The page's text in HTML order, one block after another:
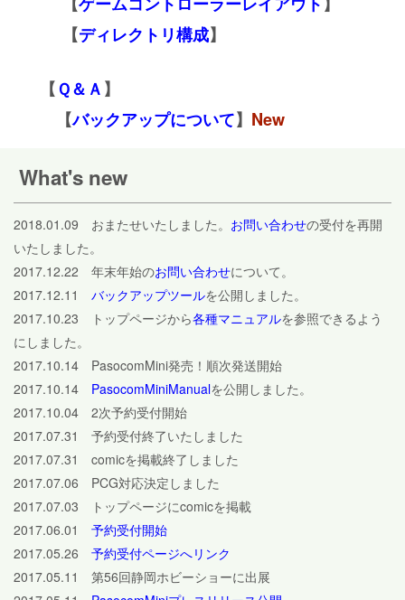
【ディレクトリ構成】
【Ｑ＆Ａ】
【バックアップについて】 New
What's new
2018.01.09 おまたせいたしました。 お問い合わせの受付を再開
いたしました。
2017.12.22 年末年始のお問い合わせについて。
2017.12.11 バックアップツールを公開しました。
2017.10.23 トップページから各種マニュアルを参照できるよう
にしました。
2017.10.14 PasocomMini発売！順次発送開始
2017.10.14 PasocomMiniManualを公開しました。
2017.10.04 2次予約受付開始
2017.07.31 予約受付終了いたしました
2017.07.31 comicを掲載終了しました
2017.07.06 PCG対応決定しました
2017.07.03 トップページにcomicを掲載
2017.06.01 予約受付開始
2017.05.26 予約受付ページへリンク
2017.05.11 第56回静岡ホビーショーに出展